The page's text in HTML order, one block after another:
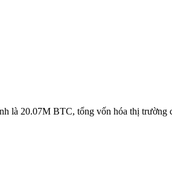
là 20.07M BTC, tổng vốn hóa thị trường